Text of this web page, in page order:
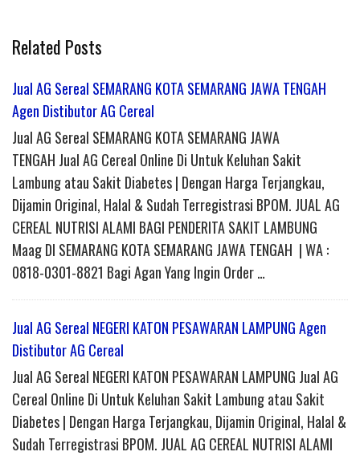
Related Posts
Jual AG Sereal SEMARANG KOTA SEMARANG JAWA TENGAH
Agen Distibutor AG Cereal
Jual AG Sereal SEMARANG KOTA SEMARANG JAWA
TENGAH Jual AG Cereal Online Di Untuk Keluhan Sakit
Lambung atau Sakit Diabetes | Dengan Harga Terjangkau,
Dijamin Original, Halal & Sudah Terregistrasi BPOM. JUAL AG
CEREAL NUTRISI ALAMI BAGI PENDERITA SAKIT LAMBUNG
Maag DI SEMARANG KOTA SEMARANG JAWA TENGAH | WA :
0818-0301-8821 Bagi Agan Yang Ingin Order …
Jual AG Sereal NEGERI KATON PESAWARAN LAMPUNG Agen
Distibutor AG Cereal
Jual AG Sereal NEGERI KATON PESAWARAN LAMPUNG Jual AG
Cereal Online Di Untuk Keluhan Sakit Lambung atau Sakit
Diabetes | Dengan Harga Terjangkau, Dijamin Original, Halal &
Sudah Terregistrasi BPOM. JUAL AG CEREAL NUTRISI ALAMI